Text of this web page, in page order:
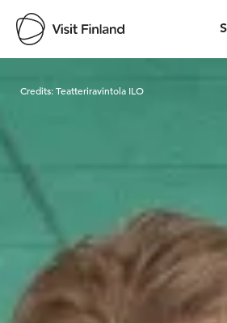
Credits:Teatteriravintola ILO